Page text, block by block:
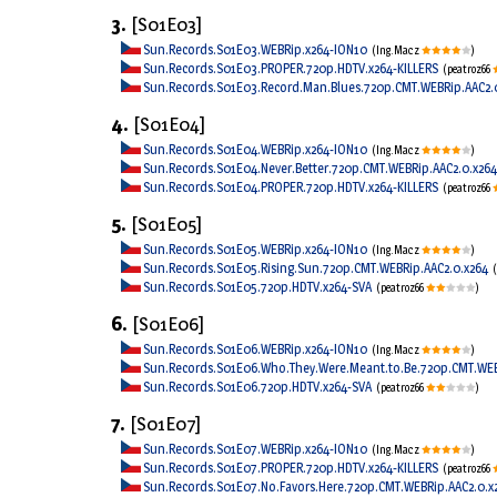
3. [S01E03]
Sun.Records.S01E03.WEBRip.x264-ION10 (Ing.Macz )
Sun.Records.S01E03.PROPER.720p.HDTV.x264-KILLERS (peatroz66
4. [S01E04]
Sun.Records.S01E04.WEBRip.x264-ION10 (Ing.Macz )
Sun.Records.S01E04.Never.Better.720p.CMT.WEBRip.AAC2.0.x264
Sun.Records.S01E04.PROPER.720p.HDTV.x264-KILLERS (peatroz66
5. [S01E05]
Sun.Records.S01E05.WEBRip.x264-ION10 (Ing.Macz )
Sun.Records.S01E05.Rising.Sun.720p.CMT.WEBRip.AAC2.0.x264
Sun.Records.S01E05.720p.HDTV.x264-SVA (peatroz66 )
6. [S01E06]
Sun.Records.S01E06.WEBRip.x264-ION10 (Ing.Macz )
Sun.Records.S01E06.720p.HDTV.x264-SVA (peatroz66 )
7. [S01E07]
Sun.Records.S01E07.WEBRip.x264-ION10 (Ing.Macz )
Sun.Records.S01E07.PROPER.720p.HDTV.x264-KILLERS (peatroz66